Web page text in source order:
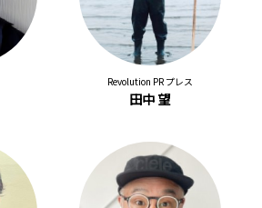
Revolution PR プレス
田中 望